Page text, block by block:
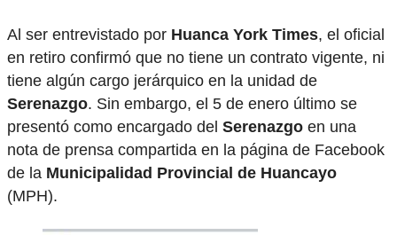
Al ser entrevistado por Huanca York Times, el oficial
en retiro confirmó que no tiene un contrato vigente, ni
tiene algún cargo jerárquico en la unidad de
Serenazgo. Sin embargo, el 5 de enero último se
presentó como encargado del Serenazgo en una
nota de prensa compartida en la página de Facebook
de la Municipalidad Provincial de Huancayo
(MPH).